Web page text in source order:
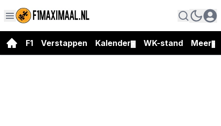
F1 Verstappen Kalender WK-stand Meer